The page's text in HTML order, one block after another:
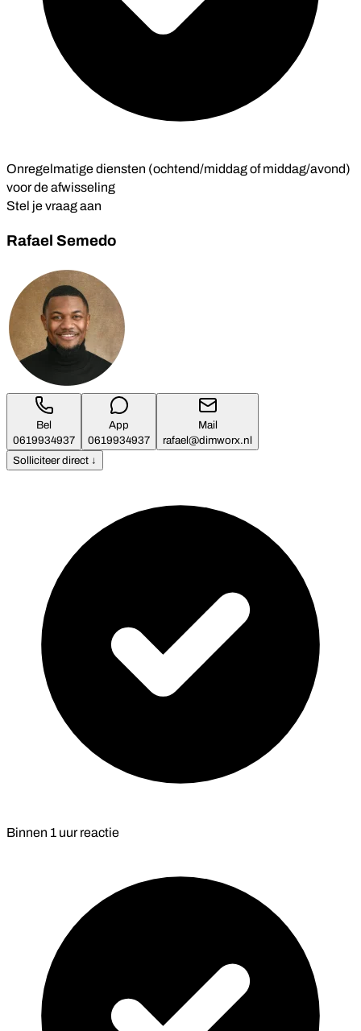
Onregelmatige diensten (ochtend/middag of middag/avond)
voor de afwisseling
Stel je vraag aan
Rafael Semedo
Bel
0619934937
App
0619934937
Mail
rafael@dimworx.nl
Solliciteer direct ↓
Binnen 1 uurreactie